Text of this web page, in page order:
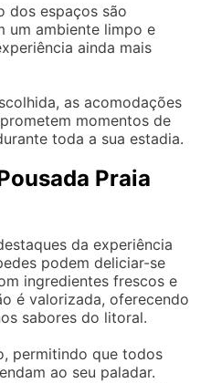
dos espaços são
um ambiente limpo e
ainda mais
as acomodações
momentos de
toda a sua estadia.
Praia
da experiência
podem deliciar-se
ingredientes frescos e
é valorizada, oferecendo
sabores do litoral.
permitindo que todos
ao seu paladar.